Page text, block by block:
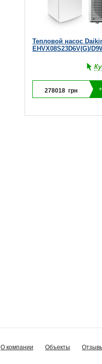
Тепловой насос
EHVX08S23D6V(G)/
278018 грн +
О компании Объекты